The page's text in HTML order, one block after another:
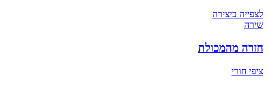
לצפייה ביצירה
שירה
חזרה מהמכולת
ציפי חורי